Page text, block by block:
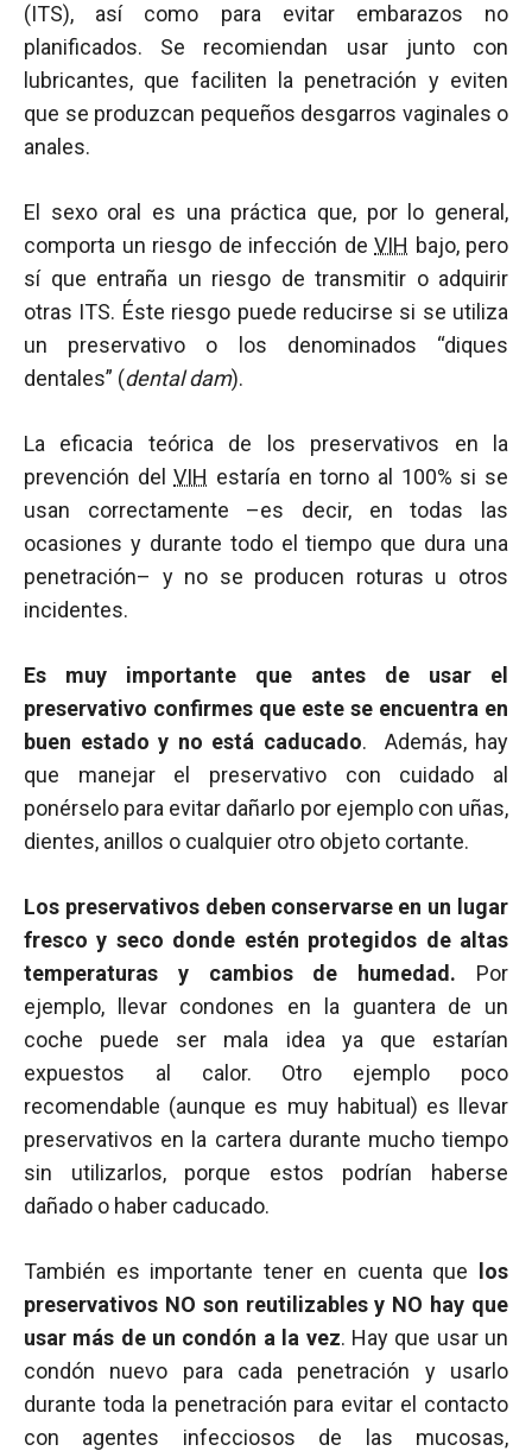
(ITS), así como para evitar embarazos no
planificados. Se recomiendan usar junto con
lubricantes, que faciliten la penetración y eviten
que se produzcan pequeños desgarros vaginales o
anales.
El sexo oral es una práctica que, por lo general,
comporta un riesgo de infección de VIH bajo, pero
sí que entraña un riesgo de transmitir o adquirir
otras ITS. Éste riesgo puede reducirse si se utiliza
un preservativo o los denominados “diques
dentales” (dental dam).
La eficacia teórica de los preservativos en la
prevención delVIH estaría en torno al 100% si se
usan correctamente –es decir, en todas las
ocasiones y durante todo el tiempo que dura una
penetración– y no se producen roturas u otros
incidentes.
Es muy importante que antes de usar el
preservativo confirmes que este se encuentra en
buen estado y no está caducado. Además, hay
que manejar el preservativo con cuidado al
ponérselo para evitar dañarlo por ejemplo con uñas,
dientes, anillos o cualquier otro objeto cortante.
Los preservativos deben conservarse en un lugar
fresco y seco donde estén protegidos de altas
temperaturas y cambios de humedad. Por
ejemplo, llevar condones en la guantera de un
coche puede ser mala idea ya que estarían
expuestos al calor. Otro ejemplo poco
recomendable (aunque es muy habitual) es llevar
preservativos en la cartera durante mucho tiempo
sin utilizarlos, porque estos podrían haberse
dañado o haber caducado.
También es importante tener en cuenta que
los
preservativos NO son reutilizables y NO hay que
usar más de un condón a la vez. Hay que usar un
condón nuevo para cada penetración y usarlo
durante toda la penetración para evitar el contacto
con agentes infecciosos de las mucosas,